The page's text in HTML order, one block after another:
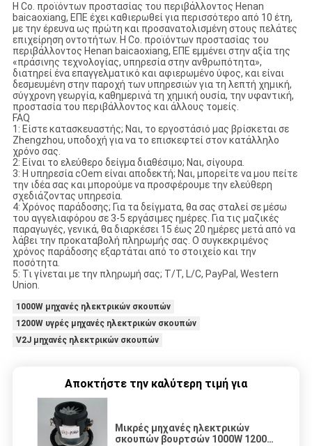
Η Co. προϊόντων προστασίας του περιβάλλοντος Henan
baicaoxiang, ΕΠΕ έχει καθιερωθεί για περισσότερο από 10 έτη,
με την έρευνα ως πρώτη και προσανατολισμένη στους πελάτες
επιχείρηση οντοτήτων. Η Co. προϊόντων προστασίας του
περιβάλλοντος Henan baicaoxiang, ΕΠΕ εμμένει στην αξία της
«πράσινης τεχνολογίας, υπηρεσία στην ανθρωπότητα»,
διατηρεί ένα επαγγελματικό και αφιερωμένο ύφος, και είναι
δεσμευμένη στην παροχή των υπηρεσιών για τη λεπτή χημική,
σύγχρονη γεωργία, καθημερινά τη χημική ουσία, την υφαντική,
προστασία του περιβάλλοντος και άλλους τομείς.
FAQ
1: Είστε κατασκευαστής; Ναι, το εργοστάσιό μας βρίσκεται σε
Zhengzhou, υποδοχή για να το επισκεφτεί στον κατάλληλο
χρόνο σας.
2: Είναι το ελεύθερο δείγμα διαθέσιμο; Ναι, σίγουρα.
3: Η υπηρεσία cOem είναι αποδεκτή; Ναι, μπορείτε να μου πείτε
την ιδέα σας και μπορούμε να προσφέρουμε την ελεύθερη
σχεδιάζοντας υπηρεσία.
4: Χρόνος παράδοσης; Για τα δείγματα, θα σας σταλεί σε μέσω
του αγγελιαφόρου σε 3-5 εργάσιμες ημέρες. Για τις μαζικές
παραγωγές, γενικά, θα διαρκέσει 15 έως 20 ημέρες μετά από να
λάβει την προκαταβολή πληρωμής σας. Ο συγκεκριμένος
χρόνος παράδοσης εξαρτάται από το στοιχείο και την
ποσότητα.
5: Τι γίνεται με την πληρωμή σας; T/T, L/C, PayPal, Western
Union.
1000W μηχανές ηλεκτρικών σκουπών
1200W υγρές μηχανές ηλεκτρικών σκουπών
V2J μηχανές ηλεκτρικών σκουπών
Αποκτήστε την καλύτερη τιμή για
Μικρές μηχανές ηλεκτρικών
σκουπών βουρτσών 1000W 1200W